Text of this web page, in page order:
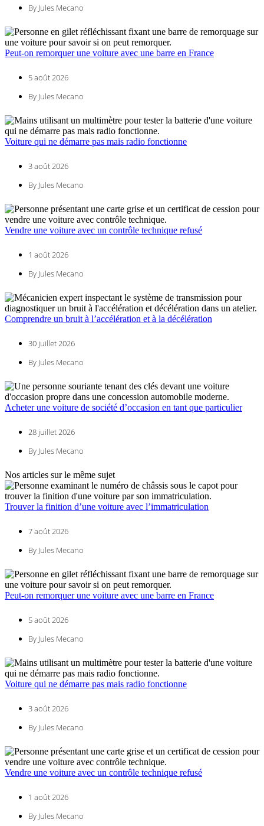
By Jules Mecano
Peut-on remorquer une voiture avec une barre en France
5 août 2026
By Jules Mecano
Voiture qui ne démarre pas mais radio fonctionne
3 août 2026
By Jules Mecano
Vendre une voiture avec un contrôle technique refusé
1 août 2026
By Jules Mecano
Comprendre un bruit à l’accélération et à la décélération
30 juillet 2026
By Jules Mecano
Acheter une voiture de société d’occasion en tant que particulier
28 juillet 2026
By Jules Mecano
Nos articles sur le même sujet
Trouver la finition d’une voiture avec l’immatriculation
7 août 2026
By Jules Mecano
Peut-on remorquer une voiture avec une barre en France
5 août 2026
By Jules Mecano
Voiture qui ne démarre pas mais radio fonctionne
3 août 2026
By Jules Mecano
Vendre une voiture avec un contrôle technique refusé
1 août 2026
By Jules Mecano